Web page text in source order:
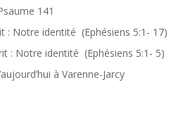
141
: Notre identité (Ephésiens 5:1- 17)
: Notre identité (Ephésiens 5:1- 5)
à Varenne-Jarcy